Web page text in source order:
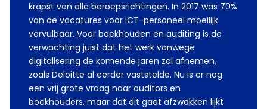
krapst van alle beroepsrichtingen. In 2017 was 70%
van de vacatures voor ICT-personeel moeilijk
vervulbaar. Voor boekhouden en auditing is de
verwachting juist dat het werk vanwege
digitalisering de komende jaren zal afnemen,
zoals Deloitte al eerder vaststelde. Nu is er nog
een vrij grote vraag naar auditors en
boekhouders, maar dat dit gaat afzwakken lijkt